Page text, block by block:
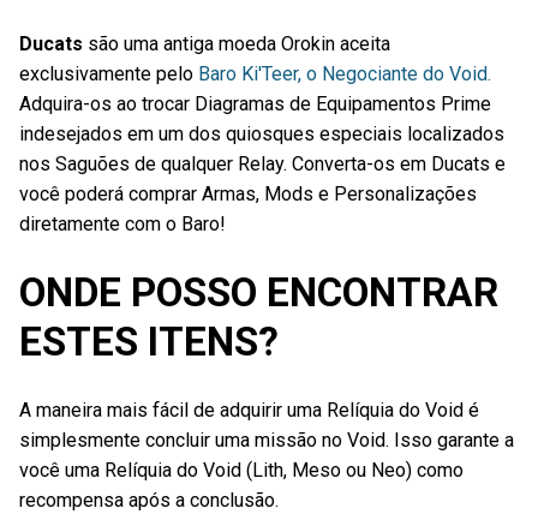
Ducats são uma antiga moeda Orokin aceita
exclusivamente pelo Baro Ki'Teer, o Negociante do Void.
Adquira-os ao trocar Diagramas de Equipamentos Prime
indesejados em um dos quiosques especiais localizados
nos Saguões de qualquer Relay. Converta-os em Ducats e
você poderá comprar Armas, Mods e Personalizações
diretamente com o Baro!
ONDE POSSO ENCONTRAR
ESTES ITENS?
A maneira mais fácil de adquirir uma Relíquia do Void é
simplesmente concluir uma missão no Void. Isso garante a
você uma Relíquia do Void (Lith, Meso ou Neo) como
recompensa após a conclusão.